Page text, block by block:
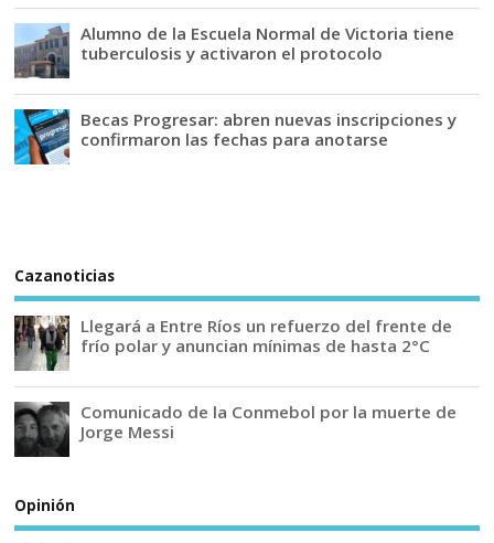
Alumno de la Escuela Normal de Victoria tiene
tuberculosis y activaron el protocolo
Becas Progresar: abren nuevas inscripciones y
confirmaron las fechas para anotarse
Cazanoticias
Llegará a Entre Ríos un refuerzo del frente de
frío polar y anuncian mínimas de hasta 2°C
Comunicado de la Conmebol por la muerte de
Jorge Messi
Opinión